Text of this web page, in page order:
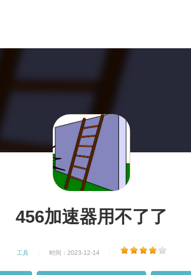
456加速器用不了了
工具 时间：2023-12-14